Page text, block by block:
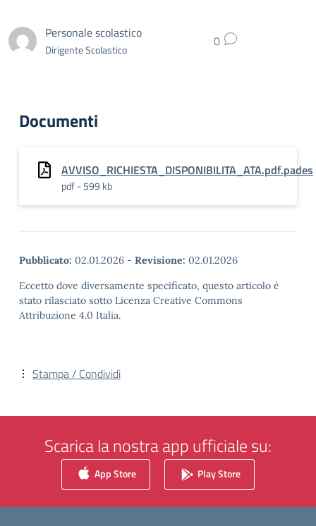
Personale scolastico
Dirigente Scolastico 0
Documenti
AVVISO_RICHIESTA_DISPONIBILITA_ATA.pdf.pades
pdf - 599 kb
Pubblicato: 02.01.2026 - Revisione: 02.01.2026
Eccetto dove diversamente specificato, questo articolo è
stato rilasciato sotto Licenza Creative Commons
Attribuzione 4.0 Italia.
Stampa / Condividi
Scarica la nostra app ufficiale su:
App Store Play Store